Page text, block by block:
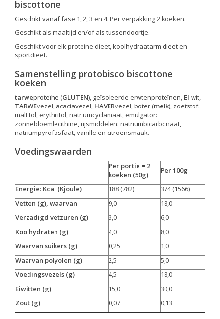
biscottone
Geschikt vanaf fase 1, 2, 3 en 4. Per verpakking 2 koeken.
Geschikt als maaltijd en/of als tussendoortje.
Geschikt voor elk proteine dieet, koolhydraatarm dieet en
sportdieet.
Samenstelling protobisco biscottone
koeken
tarweproteïne (GLUTEN), geïsoleerde erwtenproteïnen, EI-wit,
TARWEvezel, acaciavezel, HAVERvezel, boter (melk), zoetstof:
maltitol, erythritol, natriumcyclamaat, emulgator:
zonnebloemlecithine, rijsmiddelen: natriumbicarbonaat,
natriumpyrofosfaat, vanille en citroensmaak.
Voedingswaarden
Per portie = 2
koeken (50g)
Per 100g
Energie: Kcal (Kjoule) 188 (782)
374 (1566)
Vetten (g), waarvan
9,0
18,0
Verzadigd vetzuren (g)
3,0
6,0
Koolhydraten (g)
4,0
8,0
Waarvan suikers (g)
0,25
1,0
Waarvan polyolen (g)
2,5
5,0
Voedingsvezels (g)
4,5
18,0
Eiwitten (g)
15,0
30,0
Zout (g)
0,07 0,13